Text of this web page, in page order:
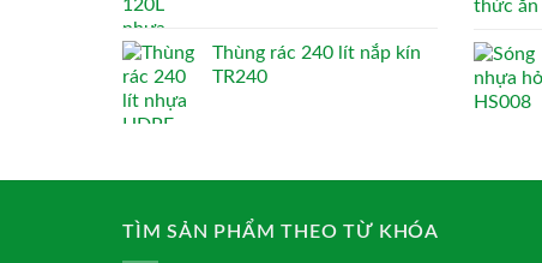
Thùng rác 240 lít nắp kín
TR240
TÌM SẢN PHẨM THEO TỪ KHÓA